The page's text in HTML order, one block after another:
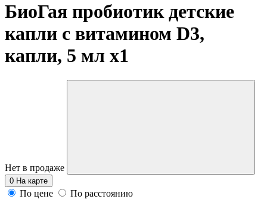
БиоГая пробиотик детские
капли с витамином D3,
капли, 5 мл x1
Нет в продаже
0 На карте
По цене
По расстоянию